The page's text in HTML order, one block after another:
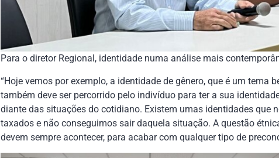
Para o diretor Regional, identidade numa análise mais
“Hoje vemos por exemplo, a identidade de gênero, que é um tema
também deve ser percorrido pelo indivíduo para ter a sua
diante das situações do cotidiano. Existem umas identidades que
taxados e não conseguimos sair daquela situação. A questão
devem sempre acontecer, para acabar com qualquer tipo de